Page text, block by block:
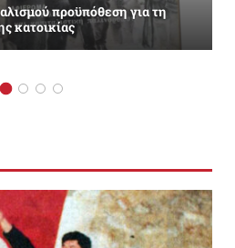
προϋπόθεση για τη
κατοικίας